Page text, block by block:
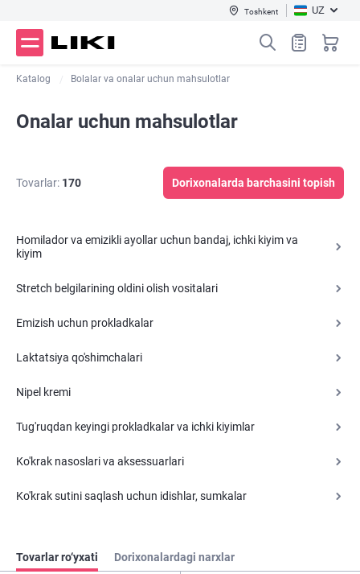
Toshkent UZ
Katalog Bolalar va onalar uchun mahsulotlar
Onalar uchun mahsulotlar
Tovarlar: 170 Dorixonalarda barchasini topish
Homilador va emizikli ayollar uchun bandaj, ichki kiyim va
kiyim
Stretch belgilarining oldini olish vositalari
Emizish uchun prokladkalar
Laktatsiya qo'shimchalari
Nipel kremi
Tug'ruqdan keyingi prokladkalar va ichki kiyimlar
Ko'krak nasoslari va aksessuarlari
Ko'krak sutini saqlash uchun idishlar, sumkalar
Tovarlar ro‘yxati Dorixonalardagi narxlar